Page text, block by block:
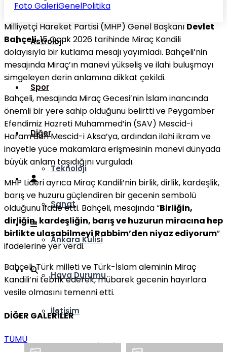
Astroloji
Spor
Diğer
Teknoloji
Sanat
Ankara Kulisi
Hava Durumu
İletişim
Namaz Vakitleri
Foto GaleriGenelPolitika
Milliyetçi Hareket Partisi (MHP) Genel Başkanı Devlet
Bahçeli, 15 Ocak 2026 tarihinde Miraç Kandili
dolayısıyla bir kutlama mesajı yayımladı. Bahçeli’nin
mesajında Miraç’ın manevi yükseliş ve ilahi buluşmayı
simgeleyen derin anlamına dikkat çekildi.
Bahçeli, mesajında Miraç Gecesi’nin İslam inancında
önemli bir yere sahip olduğunu belirtti ve Peygamber
Efendimiz Hazreti Muhammed’in (SAV) Mescid-i
Haram’dan Mescid-i Aksa’ya, ardından ilahi ikram ve
inayetle yüce makamlara erişmesinin manevi dünyada
büyük anlam taşıdığını vurguladı.
MHP Lideri ayrıca Miraç Kandili’nin birlik, dirlik, kardeşlik,
barış ve huzuru güçlendiren bir gecenin sembolü
olduğunu ifade etti. Bahçeli, mesajında “Birliğin,
dirliğin, kardeşliğin, barış ve huzurun miracına hep
birlikte ulaşabilmeyi Rabbim’den niyaz ediyorum”
ifadelerine yer verdi.
Bahçeli, Türk milleti ve Türk-İslam aleminin Miraç
Kandili’ni tebrik ederek, mübarek gecenin hayırlara
vesile olmasını temenni etti.
DİĞER GALERİLER
TÜMÜ